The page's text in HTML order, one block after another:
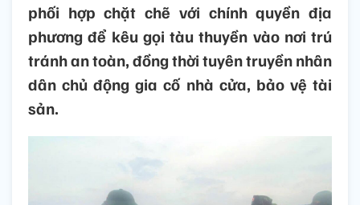
phối hợp chặt chẽ với chính quyền địa
phương để kêu gọi tàu thuyền vào nơi trú
tránh an toàn, đồng thời tuyên truyền nhân
dân chủ động gia cố nhà cửa, bảo vệ tài
sản.